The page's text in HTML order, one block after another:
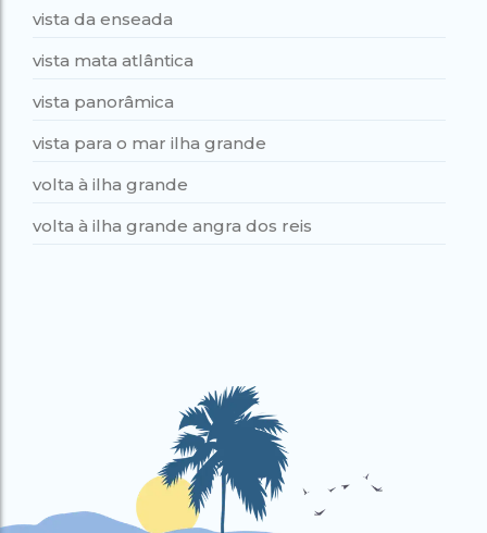
vista da enseada
vista mata atlântica
vista panorâmica
vista para o mar ilha grande
volta à ilha grande
volta à ilha grande angra dos reis